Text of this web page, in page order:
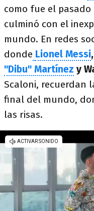
como fue el
culminó con el
mundo. En redes
donde Lionel Messi,
"Dibu" Martínez y
Scaloni, recuerdan
final del mundo,
las risas.